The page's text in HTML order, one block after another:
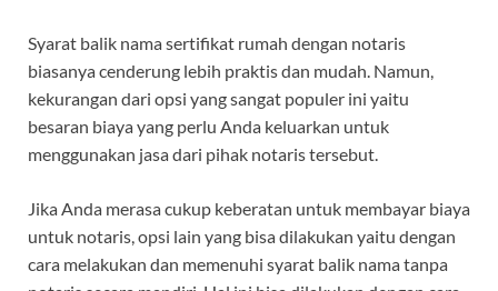
Syarat balik nama sertifikat rumah dengan notaris
biasanya cenderung lebih praktis dan mudah. Namun,
kekurangan dari opsi yang sangat populer ini yaitu
besaran biaya yang perlu Anda keluarkan untuk
menggunakan jasa dari pihak notaris tersebut.
Jika Anda merasa cukup keberatan untuk membayar biaya
untuk notaris, opsi lain yang bisa dilakukan yaitu dengan
cara melakukan dan memenuhi syarat balik nama tanpa